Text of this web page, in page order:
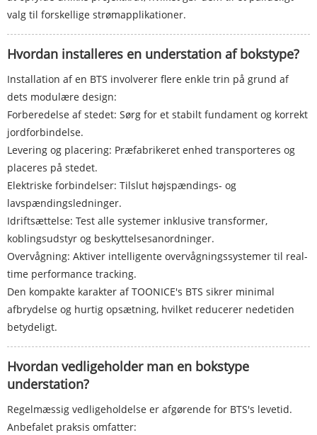
valg til forskellige strømapplikationer.
Hvordan installeres en understation af bokstype?
Installation af en BTS involverer flere enkle trin på grund af
dets modulære design:
Forberedelse af stedet: Sørg for et stabilt fundament og korrekt
jordforbindelse.
Levering og placering: Præfabrikeret enhed transporteres og
placeres på stedet.
Elektriske forbindelser: Tilslut højspændings- og
lavspændingsledninger.
Idriftsættelse: Test alle systemer inklusive transformer,
koblingsudstyr og beskyttelsesanordninger.
Overvågning: Aktiver intelligente overvågningssystemer til real-
time performance tracking.
Den kompakte karakter af TOONICE's BTS sikrer minimal
afbrydelse og hurtig opsætning, hvilket reducerer nedetiden
betydeligt.
Hvordan vedligeholder man en bokstype
understation?
Regelmæssig vedligeholdelse er afgørende for BTS's levetid.
Anbefalet praksis omfatter: